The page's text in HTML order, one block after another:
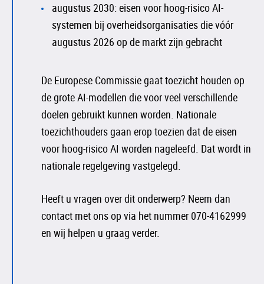
augustus 2030: eisen voor hoog-risico AI-
systemen bij overheidsorganisaties die vóór
augustus 2026 op de markt zijn gebracht
De Europese Commissie gaat toezicht houden op
de grote AI-modellen die voor veel verschillende
doelen gebruikt kunnen worden. Nationale
toezichthouders gaan erop toezien dat de eisen
voor hoog-risico AI worden nageleefd. Dat wordt in
nationale regelgeving vastgelegd.
Heeft u vragen over dit onderwerp? Neem dan
contact met ons op via het nummer 070-4162999
en wij helpen u graag verder.